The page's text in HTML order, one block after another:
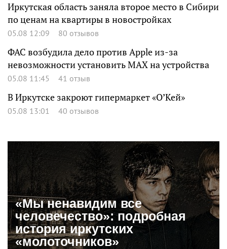
Иркутская область заняла второе место в Сибири
по ценам на квартиры в новостройках
05.08 12:09 80 отзывов
ФАС возбудила дело против Apple из-за
невозможности установить MAX на устройства
05.08 11:45 41 отзыв
В Иркутске закроют гипермаркет «О’Кей»
05.08 13:01 40 отзывов
«Мы ненавидим все
человечество»: подробная
история иркутских
«молоточников»